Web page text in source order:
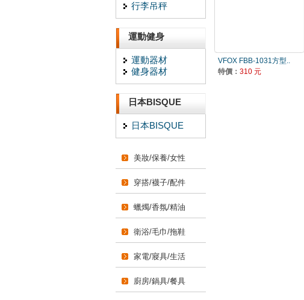
行李吊秤
運動健身
運動器材
健身器材
日本BISQUE
日本BISQUE
美妝/保養/女性
穿搭/襪子/配件
蠟燭/香氛/精油
衛浴/毛巾/拖鞋
家電/寢具/生活
廚房/鍋具/餐具
VFOX FBB-1031方型..
特價： 310 元